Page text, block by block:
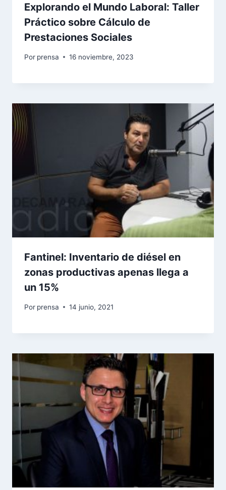
Explorando el Mundo Laboral: Taller
Práctico sobre Cálculo de
Prestaciones Sociales
Por prensa 16 noviembre, 2023
Fantinel: Inventario de diésel en
zonas productivas apenas llega a
un 15%
Por prensa 14 junio, 2021